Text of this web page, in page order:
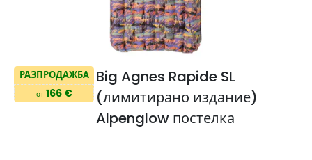
РАЗПРОДАЖБА
от166 €
Big Agnes Rapide SL
(лимитирано издание)
Alpenglow постелка